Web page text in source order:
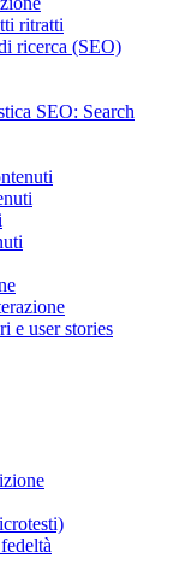
ritratti
ricerca (SEO)
SEO: Search
e user stories